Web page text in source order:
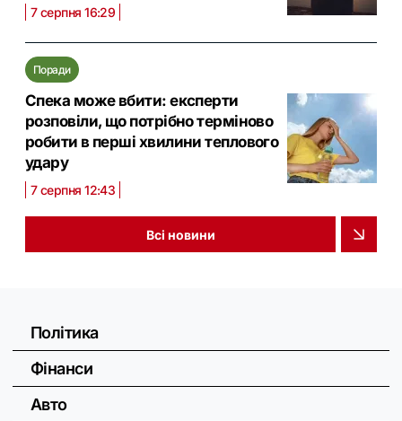
7 серпня 16:29
Поради
Спека може вбити: експерти
розповіли, що потрібно терміново
робити в перші хвилини теплового
удару
7 серпня 12:43
Всі новини
Політика
Фінанси
Авто